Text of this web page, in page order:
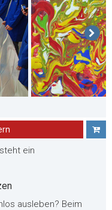
ein
ausleben? Beim